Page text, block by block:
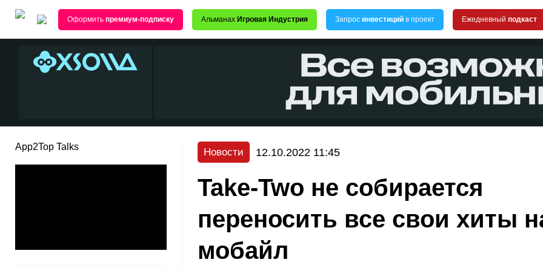
Оформить премиум-подписку Альманах Игровая Индустрия Запрос инвестиций в проект Ежедневный подкаст
App2Top Talks Новости 12.10.2022 11:45
Take-Two не собирается
переносить все свои хиты
мобайл